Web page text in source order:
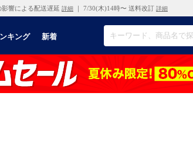
響による配送遅延 詳細 ｜ 7/30(木)14時〜 送料改訂 詳細
キング 新着